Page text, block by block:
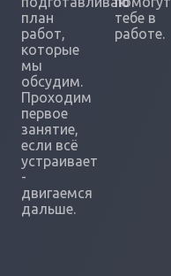
план
работ,
которые
мы
обсудим.
Проходим
первое
занятие,
если всё
устраивает
-
двигаемся
дальше.
тебе в
работе.